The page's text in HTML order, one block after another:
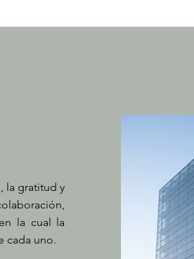
la gratitud y
la cual la
cada uno.